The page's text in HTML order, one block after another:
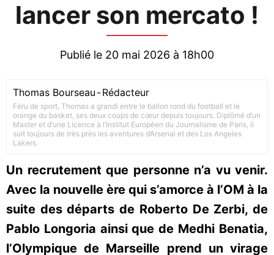
lancer son mercato !
Publié le 20 mai 2026 à 18h00
Thomas Bourseau -Rédacteur
Féru de sport, Thomas a grandi entre le ballon rond du football et le
orange du basket, ses deux coups de cœur depuis toujours. Diplômé d’un
Master et d’une Licence à l’Institut Européen du Journalisme de Paris, il
suit toujours de très près les aventures d’Arsenal et des Los Angeles
Lakers.
Un recrutement que personne n’a vu venir.
Avec la nouvelle ère qui s’amorce à l’OM à la
suite des départs de Roberto De Zerbi, de
Pablo Longoria ainsi que de Medhi Benatia,
l’Olympique de Marseille prend un virage